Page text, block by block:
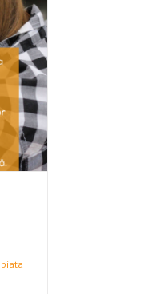
piata